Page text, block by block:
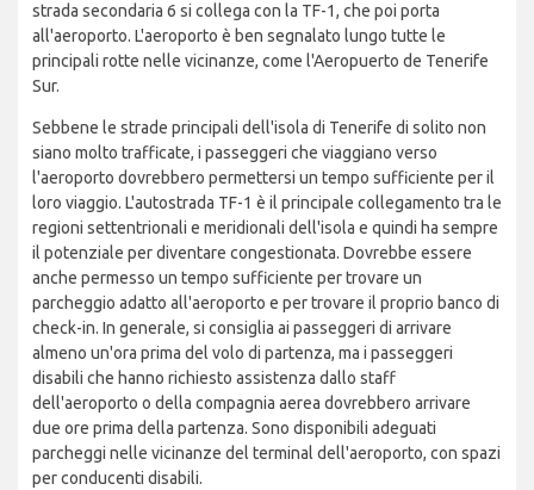
strada secondaria 6 si collega con la TF-1, che poi porta
all'aeroporto. L'aeroporto è ben segnalato lungo tutte le
principali rotte nelle vicinanze, come l'Aeropuerto de Tenerife
Sur.
Sebbene le strade principali dell'isola di Tenerife di solito non
siano molto trafficate, i passeggeri che viaggiano verso
l'aeroporto dovrebbero permettersi un tempo sufficiente per il
loro viaggio. L'autostrada TF-1 è il principale collegamento tra le
regioni settentrionali e meridionali dell'isola e quindi ha sempre
il potenziale per diventare congestionata. Dovrebbe essere
anche permesso un tempo sufficiente per trovare un
parcheggio adatto all'aeroporto e per trovare il proprio banco di
check-in. In generale, si consiglia ai passeggeri di arrivare
almeno un'ora prima del volo di partenza, ma i passeggeri
disabili che hanno richiesto assistenza dallo staff
dell'aeroporto o della compagnia aerea dovrebbero arrivare
due ore prima della partenza. Sono disponibili adeguati
parcheggi nelle vicinanze del terminal dell'aeroporto, con spazi
per conducenti disabili.